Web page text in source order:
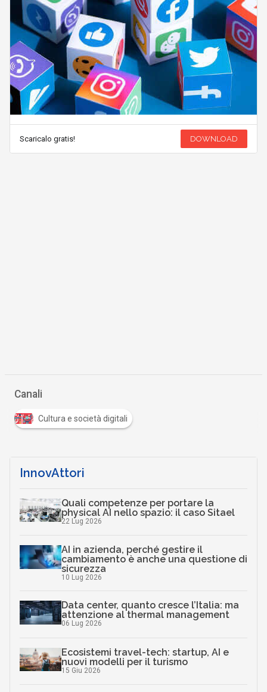
Scaricalo gratis! DOWNLOAD
Canali
Cultura e società digitali
InnovAttori
Quali competenze per portare la
physical AI nello spazio: il caso Sitael
22 Lug 2026
AI in azienda, perché gestire il
cambiamento è anche una questione di
sicurezza
10 Lug 2026
Data center, quanto cresce l’Italia: ma
attenzione al thermal management
06 Lug 2026
Ecosistemi travel-tech: startup, AI e
nuovi modelli per il turismo
15 Giu 2026